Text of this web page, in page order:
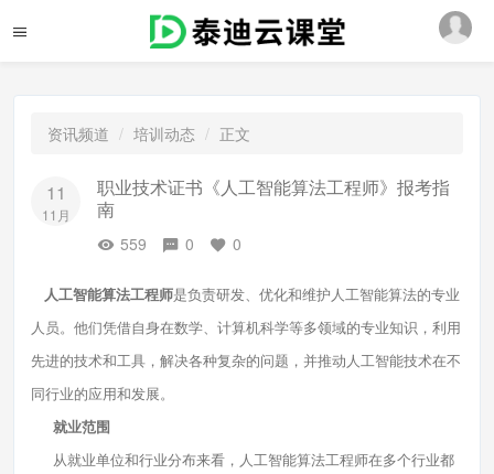
资讯频道 培训动态 正文
11
11月
职业技术证书《人工智能算法工程师》报考指
南
559 0 0
人工智能算法工程师是负责研发、优化和维护人工智能算法的专业
人员。他们凭借自身在数学、计算机科学等多领域的专业知识，利用
先进的技术和工具，解决各种复杂的问题，并推动人工智能技术在不
同行业的应用和发展。
就业范围
从就业单位和行业分布来看，人工智能算法工程师在多个行业都